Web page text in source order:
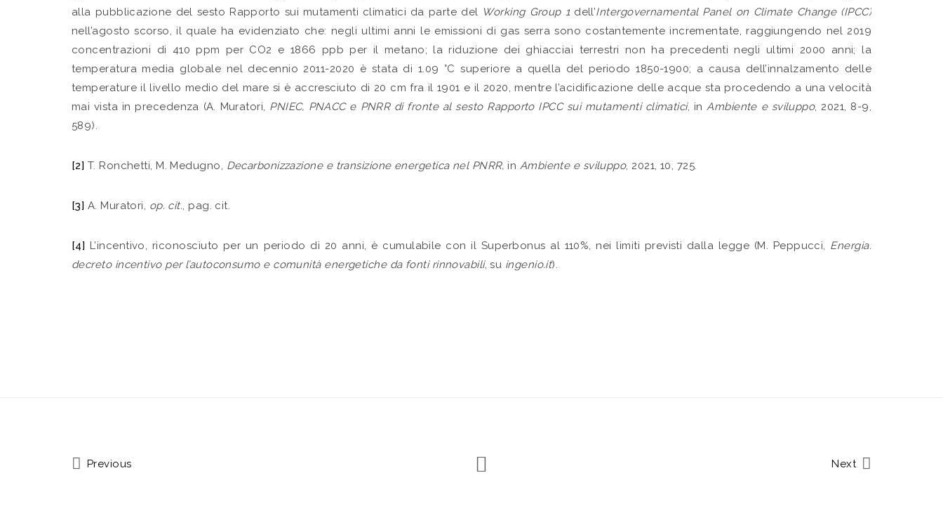
alla pubblicazione del sesto Rapporto sui mutamenti climatici da parte del Working Group 1 dell’Intergovernamental Panel on Climate Change (IPCC)
nell’agosto scorso, il quale ha evidenziato che: negli ultimi anni le emissioni di gas serra sono costantemente incrementate, raggiungendo nel 2019
concentrazioni di 410 ppm per CO2 e 1866 ppb per il metano; la riduzione dei ghiacciai terrestri non ha precedenti negli ultimi 2000 anni; la
temperatura media globale nel decennio 2011-2020 è stata di 1.09 °C superiore a quella del periodo 1850-1900; a causa dell’innalzamento delle
temperature il livello medio del mare si è accresciuto di 20 cm fra il 1901 e il 2020, mentre l’acidificazione delle acque sta procedendo a una velocità
mai vista in precedenza (A. Muratori, PNIEC, PNACC e PNRR di fronte al sesto Rapporto IPCC sui mutamenti climatici, inAmbiente e sviluppo, 2021, 8-9,
589).
[2] T. Ronchetti, M. Medugno, Decarbonizzazione e transizione energetica nel PNRR, in Ambiente e sviluppo, 2021, 10, 725.
[3] A. Muratori, op. cit., pag. cit.
[4] L’incentivo, riconosciuto per un periodo di 20 anni, è cumulabile con il Superbonus al 110%, nei limiti previsti dalla legge (M. Peppucci, Energia:
decreto incentivo per l’autoconsumo e comunità energetiche da fonti rinnovabili, su ingenio.it).
Previous Next